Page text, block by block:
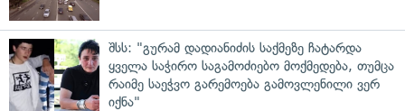
შსს: "გურამ დადიანიძის საქმეზე ჩატარდა
ყველა საჭირო საგამოძიებო მოქმედება, თუმცა
რაიმე საეჭვო გარემოება გამოვლენილი ვერ
იქნა"